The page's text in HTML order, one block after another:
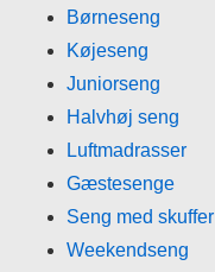
Børneseng
Køjeseng
Juniorseng
Halvhøj seng
Luftmadrasser
Gæstesenge
Seng med skuffer
Weekendseng